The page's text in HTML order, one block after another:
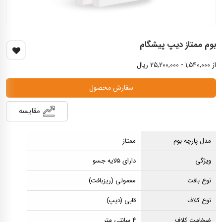
بوم ممتاز دیپ پیشگام
از ۱,۵۴۰,۰۰۰ - ۲۵,۲۰۰,۰۰۰ ریال
سفارش محصول
مقایسه
مدل پارچه بوم
ممتاز
ویژگی
دارای ۵لایه جسو
نوع بافت
معمولی (ریزبافت)
نوع کلاف
قابی (دیپ)